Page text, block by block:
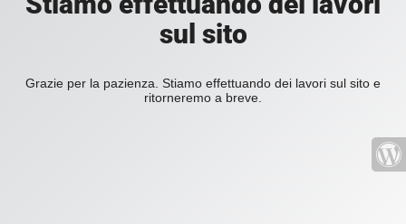
sul sito
Grazie per la pazienza. Stiamo effettuando dei lavori sul sito e
ritorneremo a breve.